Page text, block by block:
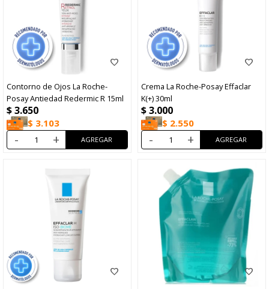
Contorno de Ojos La Roche-
Posay Antiedad Redermic R 15ml
$3.650
$ 3.103
- +
Crema La Roche-Posay Effaclar
K(+) 30ml
$3.000
$ 2.550
- +